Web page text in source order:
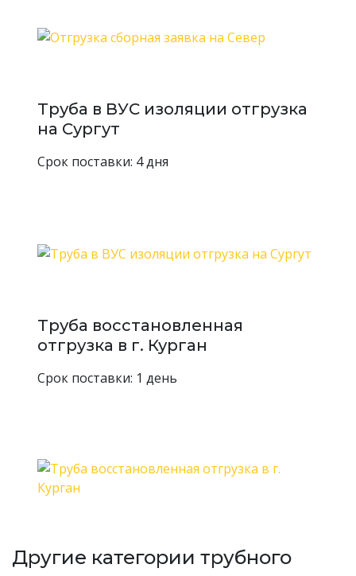
Труба в ВУС изоляции отгрузка
на Сургут
Срок поставки: 4 дня
Труба восстановленная
отгрузка в г. Курган
Срок поставки: 1 день
Другие категории трубного